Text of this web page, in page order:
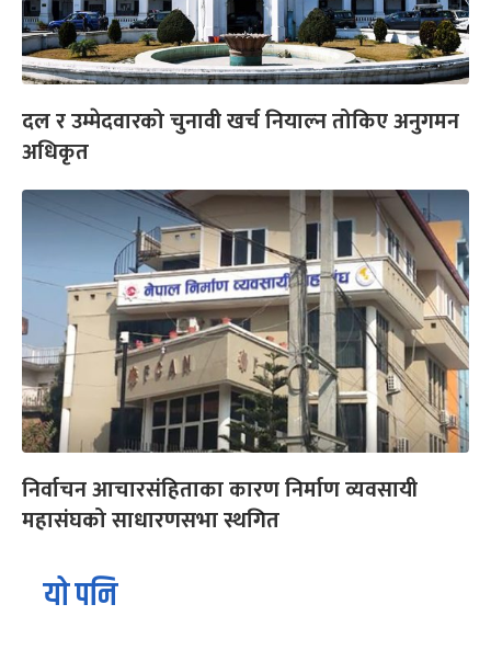
दल र उम्मेदवारको चुनावी खर्च नियाल्न तोकिए अनुगमन
अधिकृत
निर्वाचन आचारसंहिताका कारण निर्माण व्यवसायी
महासंघको साधारणसभा स्थगित
यो पनि